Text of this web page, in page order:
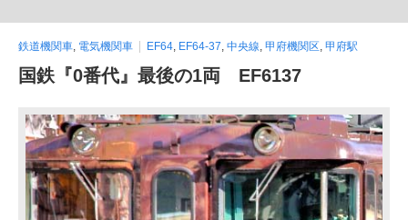
鉄道機関車, 電気機関車 EF64, EF64-37, 中央線, 甲府機関区, 甲府駅
国鉄『0番代』最後の1両 EF6137